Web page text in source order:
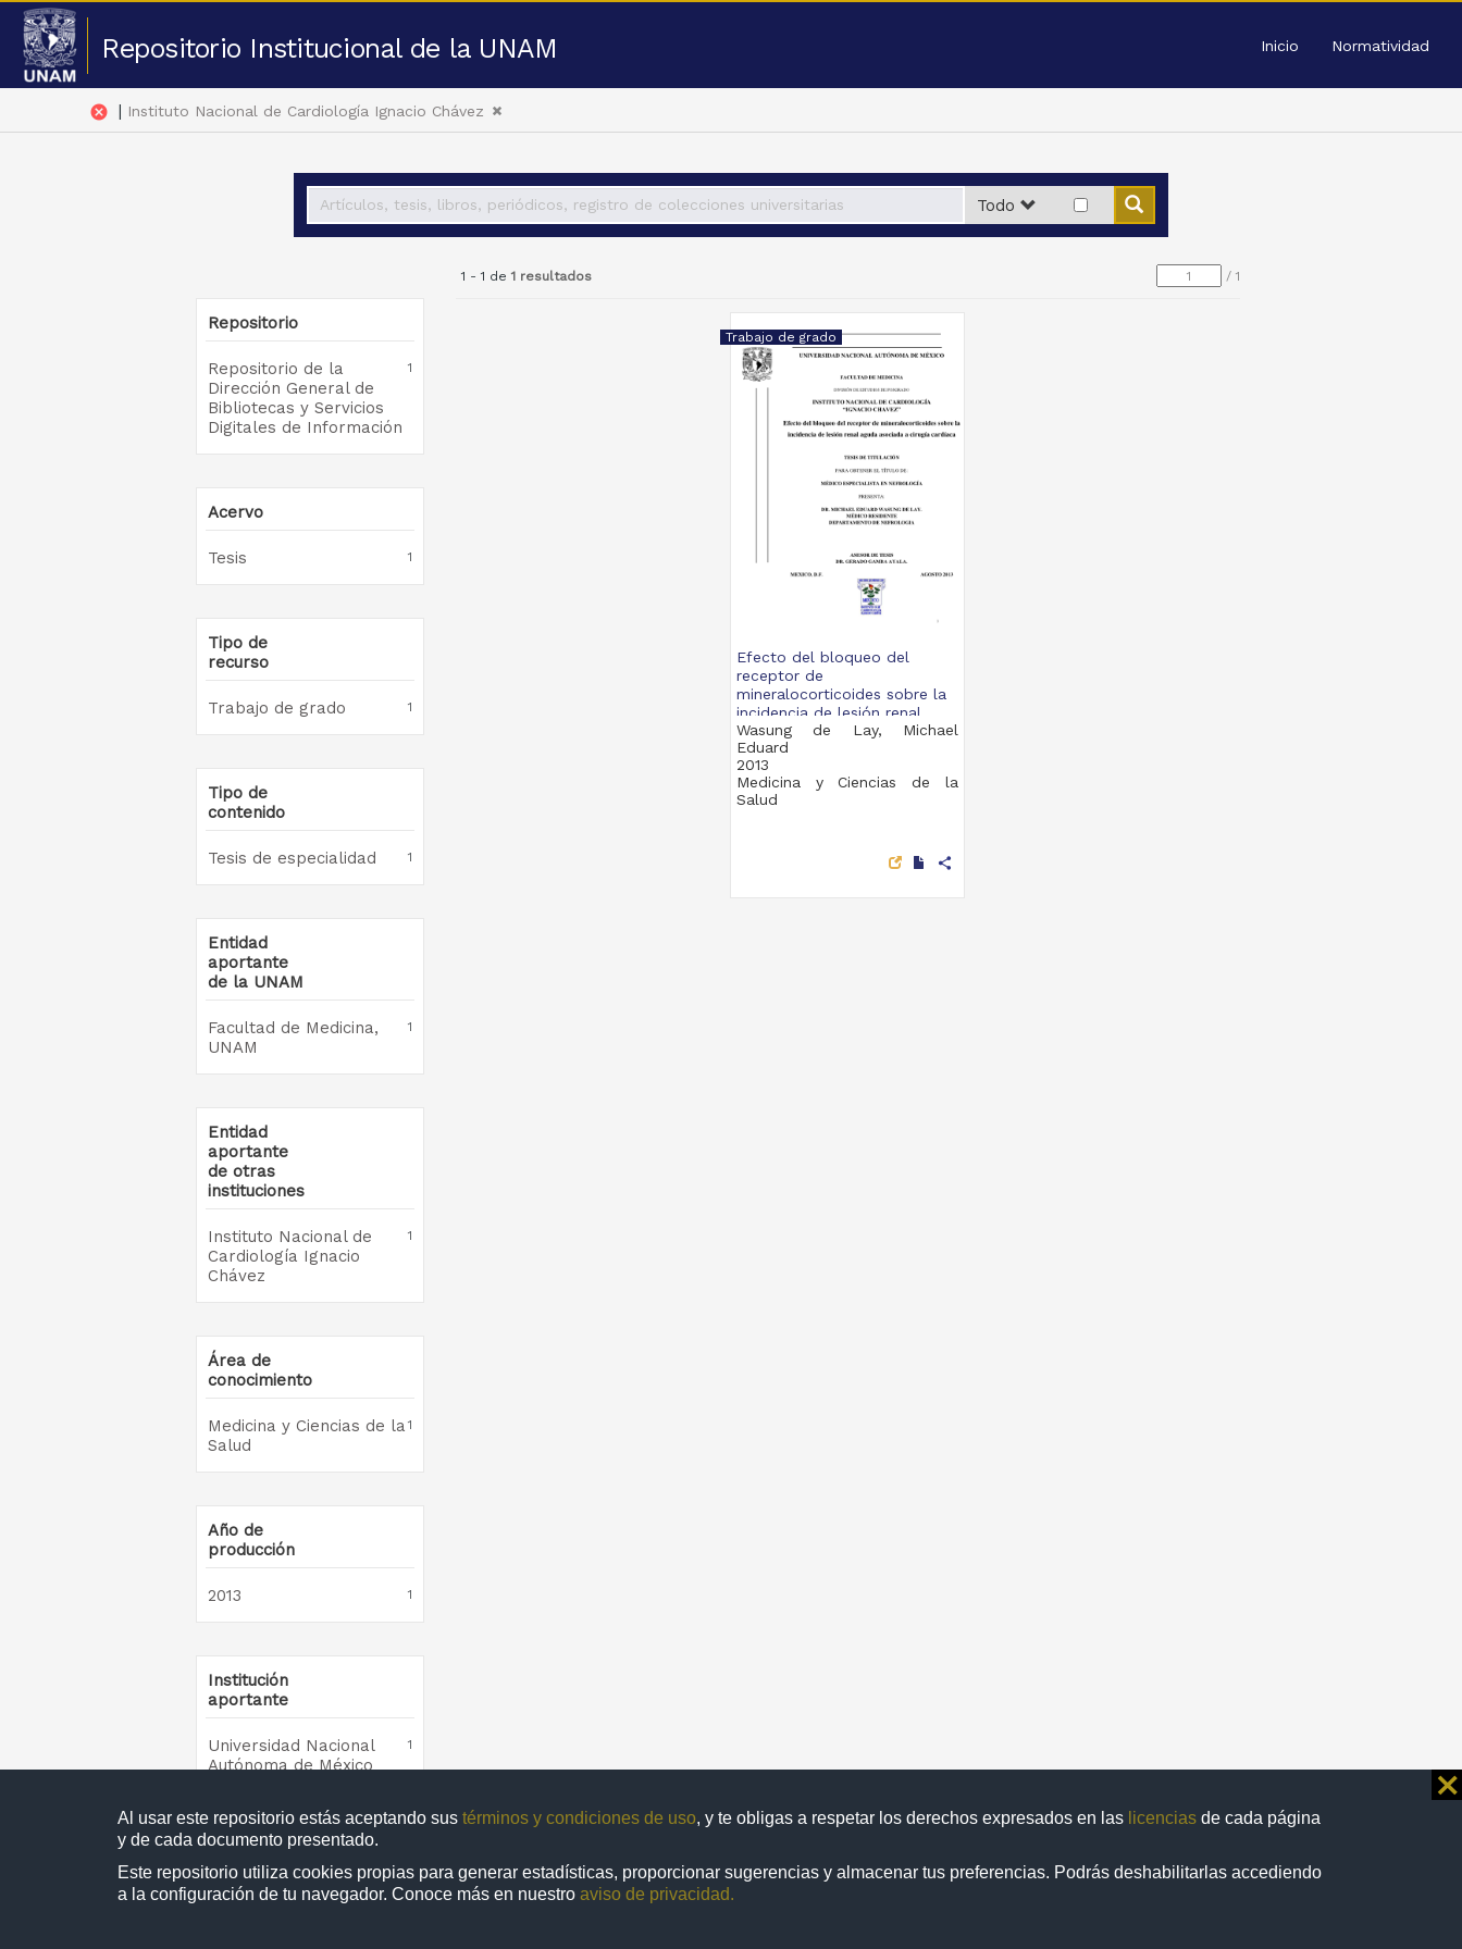
Al usar este repositorio estás aceptando sus términos y condiciones de uso, y te obligas a respetar los derechos expresados en las licenciasde cada página
y de cada documento presentado.
Este repositorio utiliza cookies propias para generar estadísticas, proporcionar sugerencias y almacenar tus preferencias. Podrás deshabilitarlas accediendo
a la configuración de tu navegador. Conoce más en nuestro aviso de privacidad.
⨯
Repositorio Institucional de la UNAM Inicio Normatividad
Todo
cancel | Instituto Nacional de Cardiología Ignacio Chávez
Repositorio
Repositorio de la
Dirección General de
Bibliotecas y Servicios
Digitales de Información
1
Acervo
Tesis 1
Tipo de
recurso
Trabajo de grado 1
Tipo de
contenido
Tesis de especialidad 1
Entidad
aportante
de la UNAM
Facultad de Medicina,
UNAM
1
Entidad
aportante
de otras
instituciones
Instituto Nacional de
Cardiología Ignacio
Chávez
1
Área de
conocimiento
Medicina y Ciencias de la
Salud
1
Año de
producción
2013 1
Institución
aportante
Universidad Nacional
Autónoma de México
1
Colección
TESIUNAM 1
1 - 1 de1 resultados / 1
Trabajo de grado
Efecto del bloqueo del
receptor de
mineralocorticoides sobre la
incidencia de lesión renal...
Wasung de Lay, Michael
Eduard
2013
Medicina y Ciencias de la
Salud
share
1 - 1 de1 resultados /1